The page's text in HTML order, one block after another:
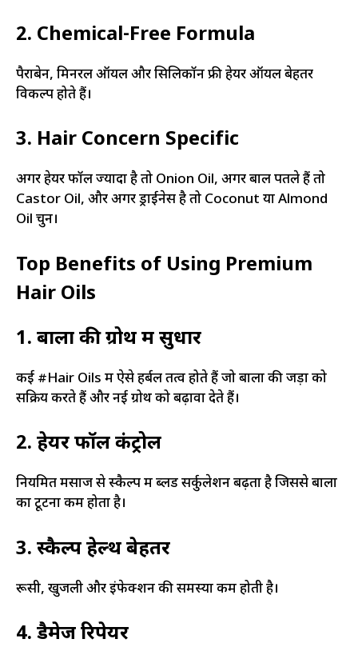
2. Chemical-Free Formula
पैराबेन, मिनरल ऑयल और सिलिकॉन फ्री हेयर ऑयल बेहतर
विकल्प होते हैं।
3. Hair Concern Specific
अगर हेयर फॉल ज्यादा है तो Onion Oil, अगर बाल पतले हैं तो
Castor Oil, और अगर ड्राईनेस है तो Coconut या Almond
Oil चुनें।
Top Benefits of Using Premium
Hair Oils
1. बालों की ग्रोथ में सुधार
कई #Hair Oils में ऐसे हर्बल तत्व होते हैं जो बालों की जड़ों को
सक्रिय करते हैं और नई ग्रोथ को बढ़ावा देते हैं।
2. हेयर फॉल कंट्रोल
नियमित मसाज से स्कैल्प में ब्लड सर्कुलेशन बढ़ता है जिससे बालों
का टूटना कम होता है।
3. स्कैल्प हेल्थ बेहतर
रूसी, खुजली और इंफेक्शन की समस्या कम होती है।
4. डैमेज रिपेयर